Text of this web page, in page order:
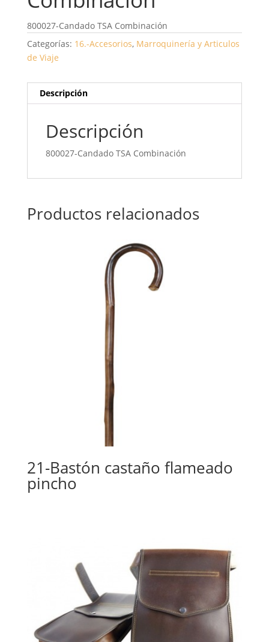
800027-Candado TSA Combinación
Categorías: 16.-Accesorios, Marroquinería y Articulos
de Viaje
Descripción
Descripción
800027-Candado TSA Combinación
Productos relacionados
21-Bastón castaño flameado
pincho